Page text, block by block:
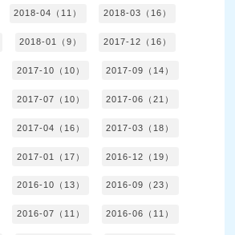
2018-04（11） 2018-03（16）
2018-01（9） 2017-12（16）
2017-10（10） 2017-09（14）
2017-07（10） 2017-06（21）
2017-04（16） 2017-03（18）
2017-01（17） 2016-12（19）
2016-10（13） 2016-09（23）
2016-07（11） 2016-06（11）